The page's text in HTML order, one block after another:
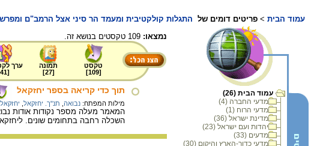
עמוד הבית > פריטים דומים של התגלות קולקטיבית ומעמד הר סיני אצל הרמב"ם
עמוד הבית (26)
מדעי החברה (4)
מדעי הרוח (1)
מדינת ישראל (36)
יהדות ועם ישראל (23)
מדעים (33)
מדעי כדור-הארץ והיקום (30)
נמצאו:
טקסט
[
109
]
תמונה
[
27
]
ערך
[
41
תוך כדי קריאה בספר יחזקאל
מילות המפתח: נבואה תנ"ך. יחזקאל
המאמר מעלה מספר נקודות אודות
השכלה רחבה בתחומים שונים.